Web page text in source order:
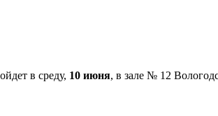
в среду, 10 июня, в зале № 12